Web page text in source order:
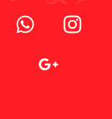
W
h
I
n
o
g